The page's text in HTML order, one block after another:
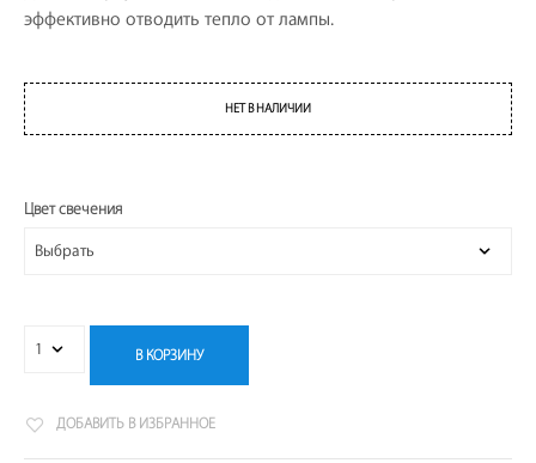
эффективно отводить тепло от лампы.
НЕТ В НАЛИЧИИ
Цвет свечения
В КОРЗИНУ
ДОБАВИТЬ В ИЗБРАННОЕ